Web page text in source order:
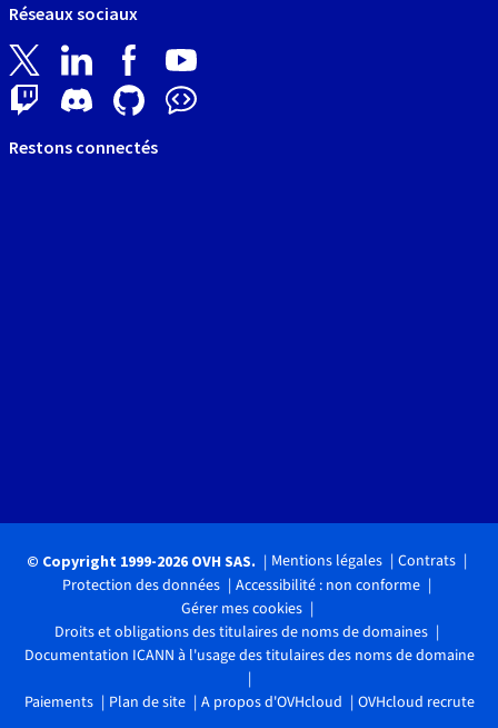
Réseaux sociaux
Restons connectés
© Copyright 1999-2026 OVH SAS. Mentions légales
Contrats
Protection des données
Accessibilité : non conforme
Gérer mes cookies
Droits et obligations des titulaires de noms de domaines
Documentation ICANN à l'usage des titulaires des noms de domaine
Paiements Plan de site A propos d'OVHcloud OVHcloud recrute